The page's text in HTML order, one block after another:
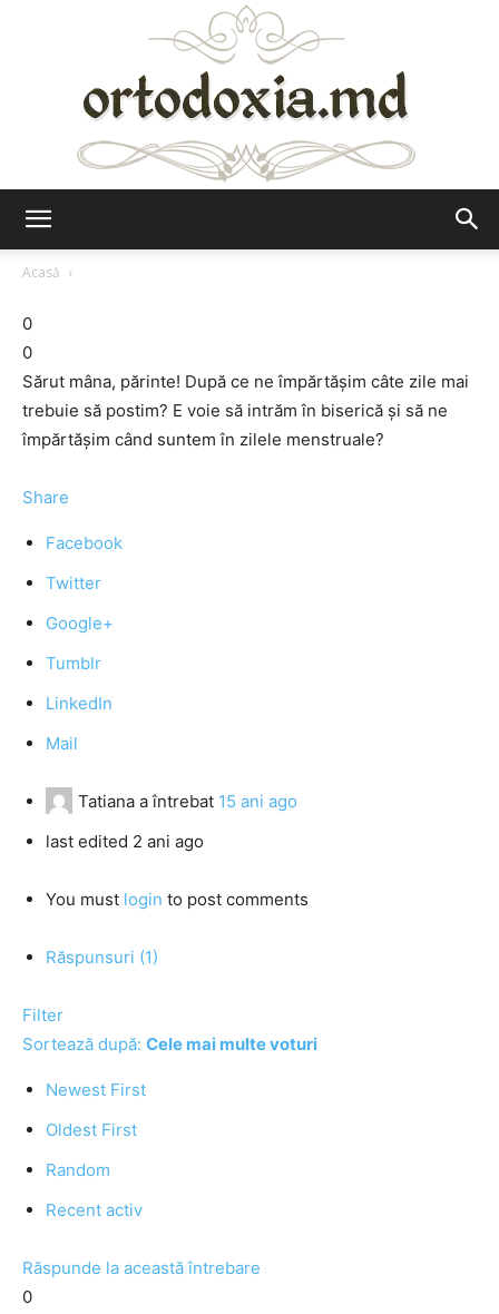
Acasă
0
0
Sărut mâna, părinte! După ce ne împărtăşim câte zile mai
trebuie să postim? E voie să intrăm în biserică şi să ne
împărtăşim când suntem în zilele menstruale?
Share
Facebook
Twitter
Google+
Tumblr
LinkedIn
Mail
Tatiana a întrebat 15 ani ago
last edited 2 ani ago
You must login to post comments
Răspunsuri (1)
Filter
Sortează după: Cele mai multe voturi
Newest First
Oldest First
Random
Recent activ
Răspunde la această întrebare
0